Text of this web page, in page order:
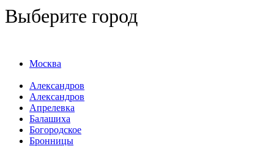
Выберите город
Москва
Александров
Александров
Апрелевка
Балашиха
Богородское
Бронницы